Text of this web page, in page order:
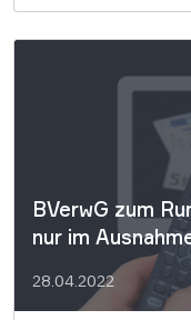
so der BGH.
gibt es in
BVerwG zum
nur im
28.04.2022